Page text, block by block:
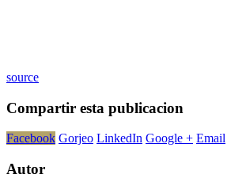
source
Compartir esta publicacion
Facebook Gorjeo LinkedIn Google + Email
Autor